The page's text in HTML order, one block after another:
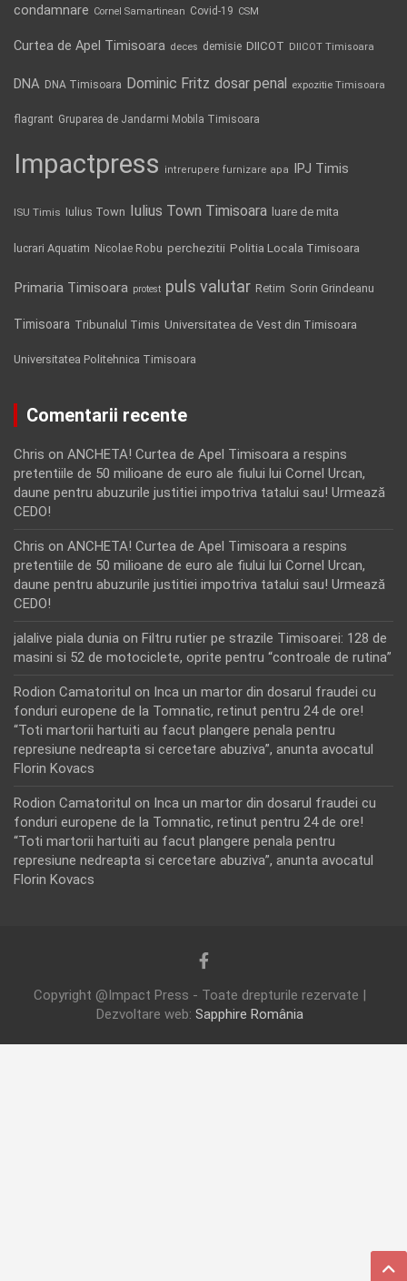
condamnare Cornel Samartinean Covid-19 CSM
Curtea de Apel Timisoara deces demisie DIICOT DIICOT Timisoara
DNA DNA Timisoara Dominic Fritz dosar penal expozitie Timisoara
flagrant Gruparea de Jandarmi Mobila Timisoara
Impactpress intrerupere furnizare apa IPJ Timis
ISU Timis Iulius Town Iulius Town Timisoara luare de mita
lucrari Aquatim Nicolae Robu perchezitii Politia Locala Timisoara
Primaria Timisoara protest puls valutar Retim Sorin Grindeanu
Timisoara Tribunalul Timis Universitatea de Vest din Timisoara
Universitatea Politehnica Timisoara
Comentarii recente
Chris on ANCHETA! Curtea de Apel Timisoara a respins
pretentiile de 50 milioane de euro ale fiului lui Cornel Urcan,
daune pentru abuzurile justitiei impotriva tatalui sau! Urmează
CEDO!
Chris on ANCHETA! Curtea de Apel Timisoara a respins
pretentiile de 50 milioane de euro ale fiului lui Cornel Urcan,
daune pentru abuzurile justitiei impotriva tatalui sau! Urmează
CEDO!
jalalive piala dunia on Filtru rutier pe strazile Timisoarei: 128 de
masini si 52 de motociclete, oprite pentru “controale de rutina”
Rodion Camatoritul on Inca un martor din dosarul fraudei cu
fonduri europene de la Tomnatic, retinut pentru 24 de ore!
“Toti martorii hartuiti au facut plangere penala pentru
represiune nedreapta si cercetare abuziva”, anunta avocatul
Florin Kovacs
Rodion Camatoritul on Inca un martor din dosarul fraudei cu
fonduri europene de la Tomnatic, retinut pentru 24 de ore!
“Toti martorii hartuiti au facut plangere penala pentru
represiune nedreapta si cercetare abuziva”, anunta avocatul
Florin Kovacs
Copyright @Impact Press - Toate drepturile rezervate |
Dezvoltare web: Sapphire România